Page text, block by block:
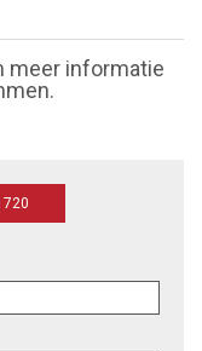
meer informatie